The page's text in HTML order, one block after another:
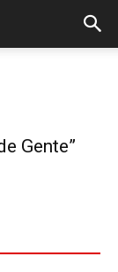
Gente”